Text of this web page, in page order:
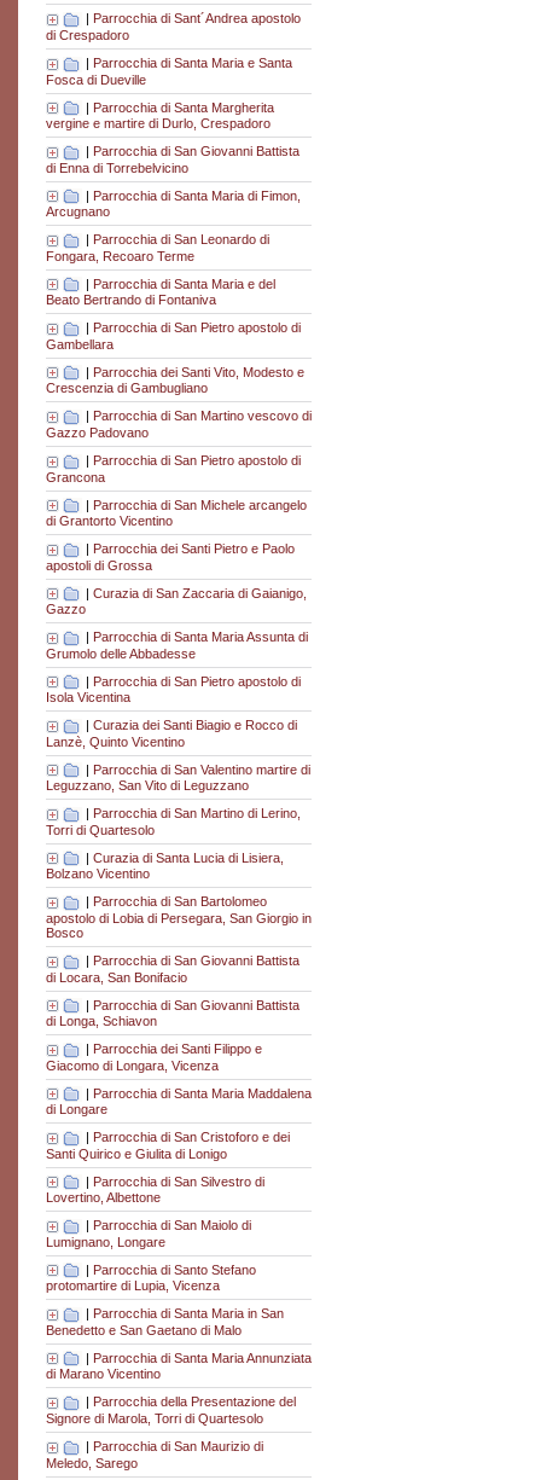
Parrocchia di Sant´Andrea apostolo
di Crespadoro
| Parrocchia di Santa Maria e Santa
Fosca di Dueville
| Parrocchia di Santa Margherita
vergine e martire di Durlo, Crespadoro
| Parrocchia di San Giovanni Battista
di Enna di Torrebelvicino
| Parrocchia di Santa Maria di Fimon,
Arcugnano
Parrocchia di San Leonardo di
Fongara, Recoaro Terme
| Parrocchia di Santa Maria e del
Beato Bertrando di Fontaniva
Parrocchia di San Pietro apostolo di
Gambellara
| Parrocchia dei Santi Vito, Modesto e
Crescenzia di Gambugliano
Parrocchia di San Martino vescovo di
Gazzo Padovano
| Parrocchia di San Pietro apostolo di
Grancona
| Parrocchia di San Michele arcangelo
di Grantorto Vicentino
| Parrocchia dei Santi Pietro e Paolo
apostoli di Grossa
| Curazia di San Zaccaria di Gaianigo,
Gazzo
| Parrocchia di Santa Maria Assunta di
Grumolo delle Abbadesse
| Parrocchia di San Pietro apostolo di
Isola Vicentina
Curazia dei Santi Biagio e Rocco di
Lanzè, Quinto Vicentino
| Parrocchia di San Valentino martire di
Leguzzano, San Vito di Leguzzano
Parrocchia di San Martino di Lerino,
Torri di Quartesolo
| Curazia di Santa Lucia di Lisiera,
Bolzano Vicentino
Parrocchia di San Bartolomeo
apostolo di Lobia di Persegara, San Giorgio in
Bosco
| Parrocchia di San Giovanni Battista
di Locara, San Bonifacio
| Parrocchia di San Giovanni Battista
di Longa, Schiavon
| Parrocchia dei Santi Filippo e
Giacomo di Longara, Vicenza
| Parrocchia di Santa Maria Maddalena
di Longare
| Parrocchia di San Cristoforo e dei
Santi Quirico e Giulita di Lonigo
| Parrocchia di San Silvestro di
Lovertino, Albettone
Parrocchia di San Maiolo di
Lumignano, Longare
| Parrocchia di Santo Stefano
protomartire di Lupia, Vicenza
Parrocchia di Santa Maria in San
Benedetto e San Gaetano di Malo
| Parrocchia di Santa Maria Annunziata
di Marano Vicentino
Parrocchia della Presentazione del
Signore di Marola, Torri di Quartesolo
| Parrocchia di San Maurizio di
Meledo, Sarego